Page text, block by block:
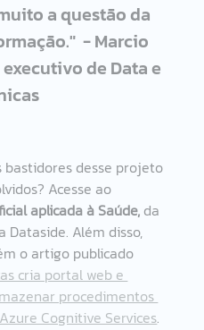
a questão da
- Marcio
de Data e
bastidores desse projeto
Acesse ao
aplicada à Saúde, da
Dataside. Além disso,
o artigo publicado
cria portal web e
procedimentos
Cognitive Services.